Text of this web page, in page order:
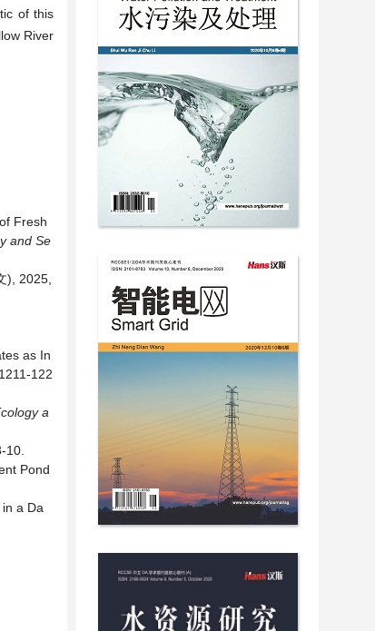
of this
River
Fresh
and Se
), 2025,
as In
122
a
10.
Pond
a Da